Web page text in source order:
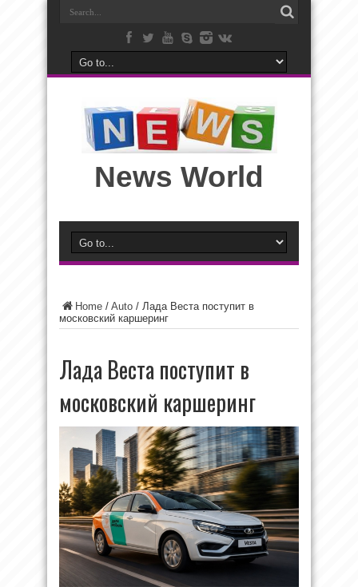
News World
Home / Auto / Лада Веста поступит в
московский каршеринг
Лада Веста поступит в
московский каршеринг